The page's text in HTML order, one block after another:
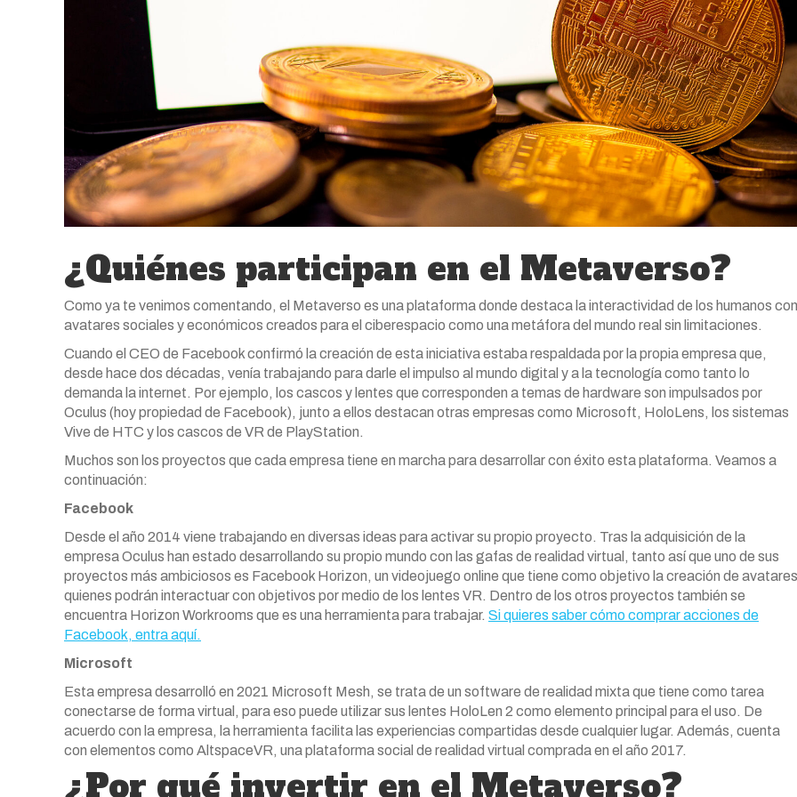
¿Quiénes participan en el Metaverso?
Como ya te venimos comentando, el Metaverso es una plataforma donde destaca la interactividad de los humanos con
avatares sociales y económicos creados para el ciberespacio como una metáfora del mundo real sin limitaciones.
Cuando el CEO de Facebook confirmó la creación de esta iniciativa estaba respaldada por la propia empresa que,
desde hace dos décadas, venía trabajando para darle el impulso al mundo digital y a la tecnología como tanto lo
demanda la internet. Por ejemplo, los cascos y lentes que corresponden a temas de hardware son impulsados por
Oculus (hoy propiedad de Facebook), junto a ellos destacan otras empresas como Microsoft, HoloLens, los sistemas
Vive de HTC y los cascos de VR de PlayStation.
Muchos son los proyectos que cada empresa tiene en marcha para desarrollar con éxito esta plataforma. Veamos a
continuación:
Facebook
Desde el año 2014 viene trabajando en diversas ideas para activar su propio proyecto. Tras la adquisición de la
empresa Oculus han estado desarrollando su propio mundo con las gafas de realidad virtual, tanto así que uno de sus
proyectos más ambiciosos es Facebook Horizon, un videojuego online que tiene como objetivo la creación de avatares
quienes podrán interactuar con objetivos por medio de los lentes VR. Dentro de los otros proyectos también se
encuentra Horizon Workrooms que es una herramienta para trabajar. Si quieres saber cómo comprar acciones de
Facebook, entra aquí.
Microsoft
Esta empresa desarrolló en 2021 Microsoft Mesh, se trata de un software de realidad mixta que tiene como tarea
conectarse de forma virtual, para eso puede utilizar sus lentes HoloLen 2 como elemento principal para el uso. De
acuerdo con la empresa, la herramienta facilita las experiencias compartidas desde cualquier lugar. Además, cuenta
con elementos como AltspaceVR, una plataforma social de realidad virtual comprada en el año 2017.
¿Por qué invertir en el Metaverso?